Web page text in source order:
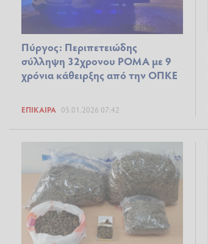
Πύργος: Περιπετειώδης
σύλληψη 32χρονου ΡΟΜΑ με 9
χρόνια κάθειρξης από την ΟΠΚΕ
ΕΠΊΚΑΙΡΑ 05.01.2026 07:42